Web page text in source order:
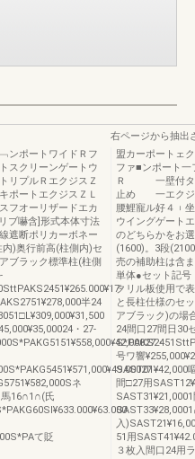
ンポートワイドＲフ
スクリーンゲートウ
リプルＲエクジスＺ
ポートエクジスＺＬ
フオーリザードエカ
ブ嚇含]形式本体寸法
遮断ポリカーボネー
内)奥行前高(柱側内)セ
ブラック標準柱(柱側
半24
・27-
・
・
ネ
馬16∩1∩(氏
て貶
右ページから抽出
盟カーポートェ
ファ■ンポート一
Ｒ 一壁付タイ
止め 一エクジ
腰鯉寵ル好４︲
ウイングゲート
のどちらかをお
(1600)。3段
売の補助柱は含
単体●セット記号
クリル板使用で
と長柱仕様のセ
アブラック)の場
24間口27間日30
号ワ響
SAST01¥42,000
間□27用
入
51用
３枚入間口24用